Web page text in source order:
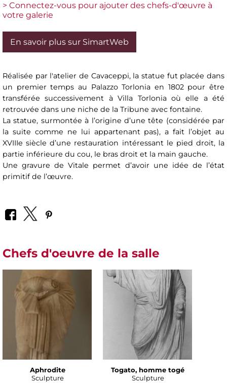
> Connectez-vous pour ajouter des chefs-d'œuvre à
votre galerie
En savoir plus sur SimartWeb
Réalisée par l'atelier de Cavaceppi, la statue fut placée dans
un premier temps au Palazzo Torlonia en 1802 pour être
transférée successivement à Villa Torlonia où elle a été
retrouvée dans une niche de la Tribune avec fontaine.
La statue, surmontée à l’origine d’une tête (considérée par
la suite comme ne lui appartenant pas), a fait l’objet au
XVIIIe siècle d’une restauration intéressant le pied droit, la
partie inférieure du cou, le bras droit et la main gauche.
Une gravure de Vitale permet d’avoir une idée de l’état
primitif de l’œuvre.
Chefs d'oeuvre de la salle
Aphrodite
Sculpture
Togato, homme togé
Sculpture